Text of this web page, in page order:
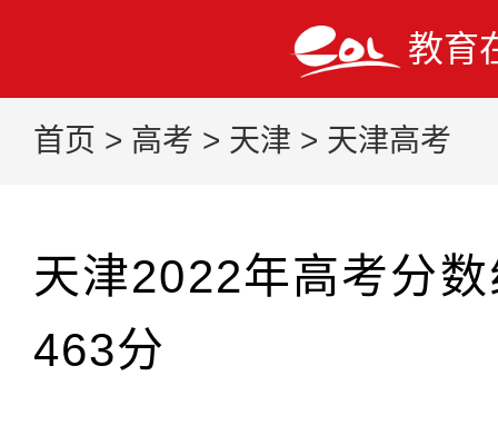
教育
首页 > 高考 > 天津 > 天津高考
天津2022年高考分
463分